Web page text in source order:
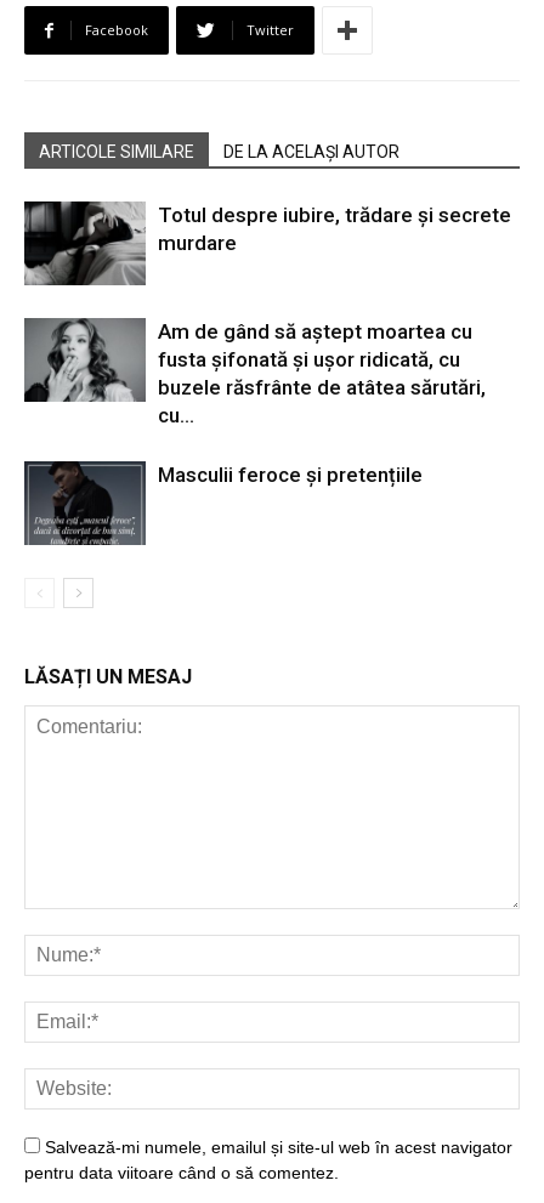
Facebook Twitter
ARTICOLE SIMILARE DE LA ACELAȘI AUTOR
Totul despre iubire, trădare și secrete
murdare
Am de gând să aștept moartea cu
fusta șifonată și ușor ridicată, cu
buzele răsfrânte de atâtea sărutări,
cu…
Masculii feroce și pretențiile
LĂSAȚI UN MESAJ
Salvează-mi numele, emailul și site-ul web în acest navigator
pentru data viitoare când o să comentez.